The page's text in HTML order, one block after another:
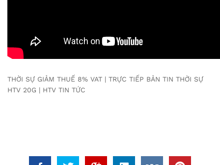
THỜI SỰ GIẢM THUẾ 8% VAT | TRỰC TIẾP BẢN TIN THỜI SỰ
HTV 20G | HTV TIN TỨC